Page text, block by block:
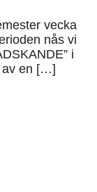
vecka
nås vi
i
av en […]